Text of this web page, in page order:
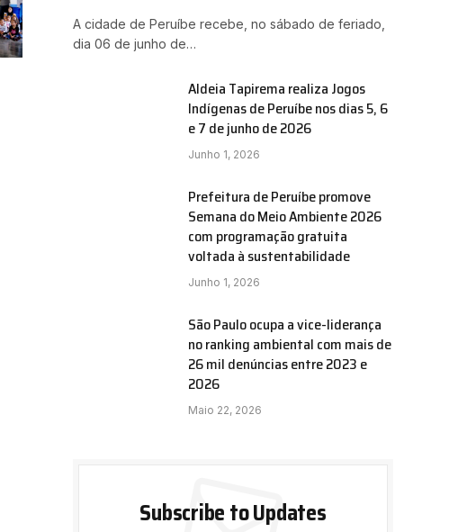
A cidade de Peruíbe recebe, no sábado de feriado,
dia 06 de junho de…
Aldeia Tapirema realiza Jogos
Indígenas de Peruíbe nos dias 5, 6
e 7 de junho de 2026
Junho 1, 2026
Prefeitura de Peruíbe promove
Semana do Meio Ambiente 2026
com programação gratuita
voltada à sustentabilidade
Junho 1, 2026
São Paulo ocupa a vice-liderança
no ranking ambiental com mais de
26 mil denúncias entre 2023 e
2026
Maio 22, 2026
Subscribe to Updates